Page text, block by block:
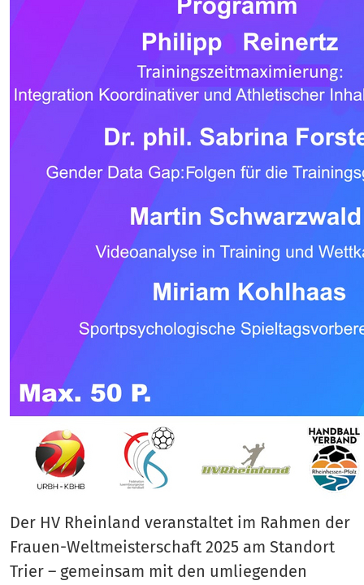
Der HV Rheinland veranstaltet im Rahmen der
Frauen-Weltmeisterschaft 2025 am Standort
Trier – gemeinsam mit den umliegenden